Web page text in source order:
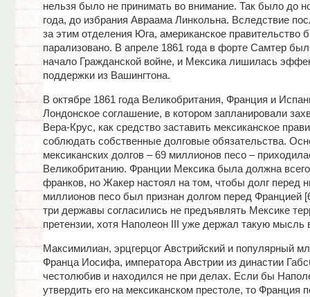
нельзя было не принимать во внимание. Так было до
года, до избрания Авраама Линкольна. Вследствие
за этим отделения Юга, американское правительство
парализовано. В апреле 1861 года в форте Самтер
начало Гражданской войне, и Мексика лишилась
поддержки из Вашингтона.
В октябре 1861 года Великобритания, Франция и
Лондонское соглашение, в котором запланировали
Вера-Крус, как средство заставить мексиканское
соблюдать собственные долговые обязательства.
мексиканских долгов – 69 миллионов песо –
Великобританию. Франции Мексика была должна
франков, но Жакер настоял на том, чтобы долг перед
миллионов песо был признан долгом перед Францией
три державы согласились не предъявлять Мексике
претензии, хотя Наполеон III уже держал такую мысль
Максимилиан, эрцгерцог Австрийский и популярный
Франца Иосифа, императора Австрии из династии
честолюбив и находился не при делах. Если бы
утвердить его на мексиканском престоле, то Франция